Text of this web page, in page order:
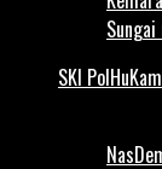
SKI PolHuKam